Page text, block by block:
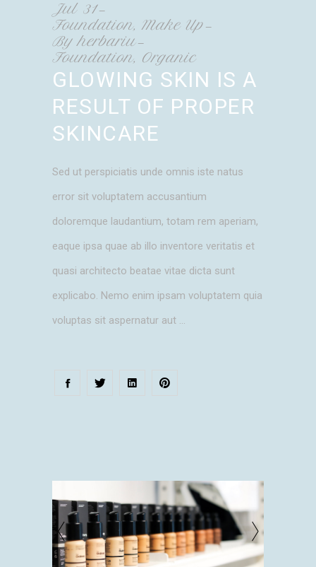
Jul 31
Foundation, Make Up
Byherbariu
Foundation, Organic
GLOWING SKIN IS A
RESULT OF PROPER
SKINCARE
Sed ut perspiciatis unde omnis iste natus
error sit voluptatem accusantium
doloremque laudantium, totam rem aperiam,
eaque ipsa quae ab illo inventore veritatis et
quasi architecto beatae vitae dicta sunt
explicabo. Nemo enim ipsam voluptatem quia
voluptas sit aspernatur aut